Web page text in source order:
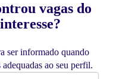
vagas do
ser informado quando
ao seu perfil.